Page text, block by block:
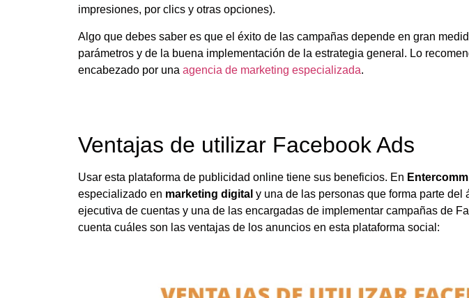
impresiones, por clics y otras opciones).
Algo que debes saber es que el éxito de las campañas depende en gran
parámetros y de la buena implementación de la estrategia general. Lo
encabezado por una agencia de marketing especializada.
Ventajas de utilizar Facebook Ads
Usar esta plataforma de publicidad online tiene sus beneficios. En Entercomm
especializado en marketing digital y una de las personas que forma parte del
ejecutiva de cuentas y una de las encargadas de implementar campañas de
cuenta cuáles son las ventajas de los anuncios en esta plataforma social: